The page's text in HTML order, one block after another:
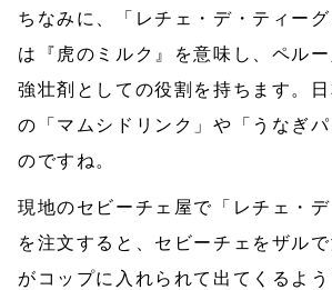
ちなみに、「レチェ・デ・ティー
は『虎のミルク』を意味し、ペル
強壮剤としての役割を持ちます。
の「マムシドリンク」や「うなぎ
のですね。
現地のセビーチェ屋で「レチェ・デ
を注文すると、セビーチェをザル
がコップに入れられて出てくるよ